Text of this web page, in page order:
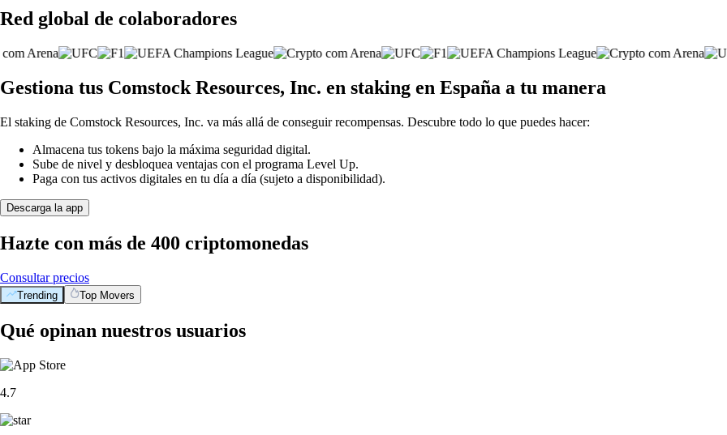
Red global de colaboradores
Gestiona tus Comstock Resources, Inc. en staking en España a tu manera
El staking de Comstock Resources, Inc. va más allá de conseguir recompensas. Descubre todo lo que puedes hacer:
Almacena tus tokens bajo la máxima seguridad digital.
Sube de nivel y desbloquea ventajas con el programa Level Up.
Paga con tus activos digitales en tu día a día (sujeto a disponibilidad).
Descarga la app
Hazte con más de 400 criptomonedas
Consultar precios
Trending Top Movers
Qué opinan nuestros usuarios
4.7